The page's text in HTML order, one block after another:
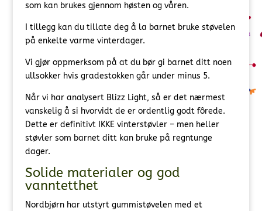
som kan brukes gjennom høsten og våren.
I tillegg kan du tillate deg å la barnet bruke støvelen
på enkelte varme vinterdager.
Vi gjør oppmerksom på at du bør gi barnet ditt noen
ullsokker hvis gradestokken går under minus 5.
Når vi har analysert Blizz Light, så er det nærmest
vanskelig å si hvorvidt de er ordentlig godt fôrede.
Dette er definitivt IKKE vinterstøvler – men heller
støvler som barnet ditt kan bruke på regntunge
dager.
Solide materialer og god
vanntetthet
Nordbjørn har utstyrt gummistøvelen med et